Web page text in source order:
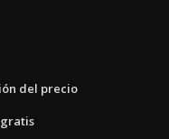
del precio